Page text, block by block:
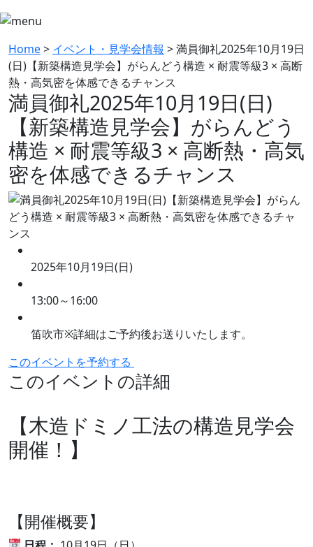
Home> イベント・見学会情報 >満員御礼2025年10月19日
(日)【新築構造見学会】がらんどう構造 × 耐震等級3 × 高断
熱・高気密を体感できるチャンス
満員御礼2025年10月19日(日)
【新築構造見学会】がらんどう
構造 × 耐震等級3 × 高断熱・高気
密を体感できるチャンス
2025年10月19日(日)
13:00～16:00
笛吹市※詳細はご予約後お送りいたします。
このイベントを予約する
このイベントの詳細
【木造ドミノ工法の構造見学会
開催！】
【開催概要】